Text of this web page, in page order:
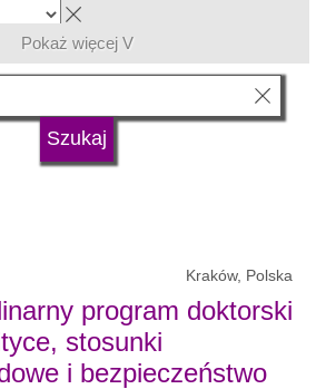
Pokaż więcej V
Kraków, Polska
program doktorski
stosunki
i bezpieczeństwo